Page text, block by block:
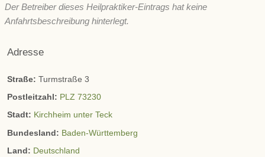
Der Betreiber dieses Heilpraktiker-Eintrags hat keine
Anfahrtsbeschreibung hinterlegt.
Adresse
Straße: Turmstraße 3
Postleitzahl: PLZ 73230
Stadt: Kirchheim unter Teck
Bundesland: Baden-Württemberg
Land: Deutschland